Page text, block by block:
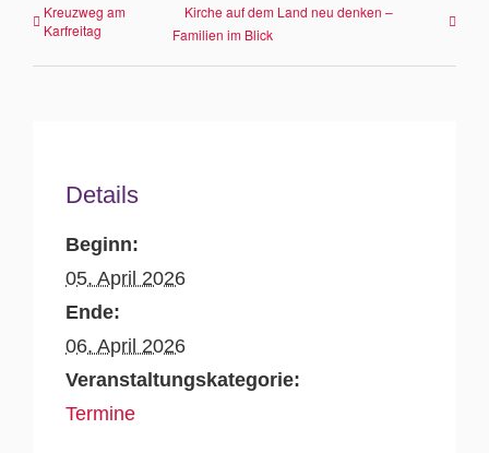
Kreuzweg am
Karfreitag
Kirche auf dem Land neu denken –
Familien im Blick
Details
Beginn:
05. April 2026
Ende:
06. April 2026
Veranstaltungskategorie:
Termine